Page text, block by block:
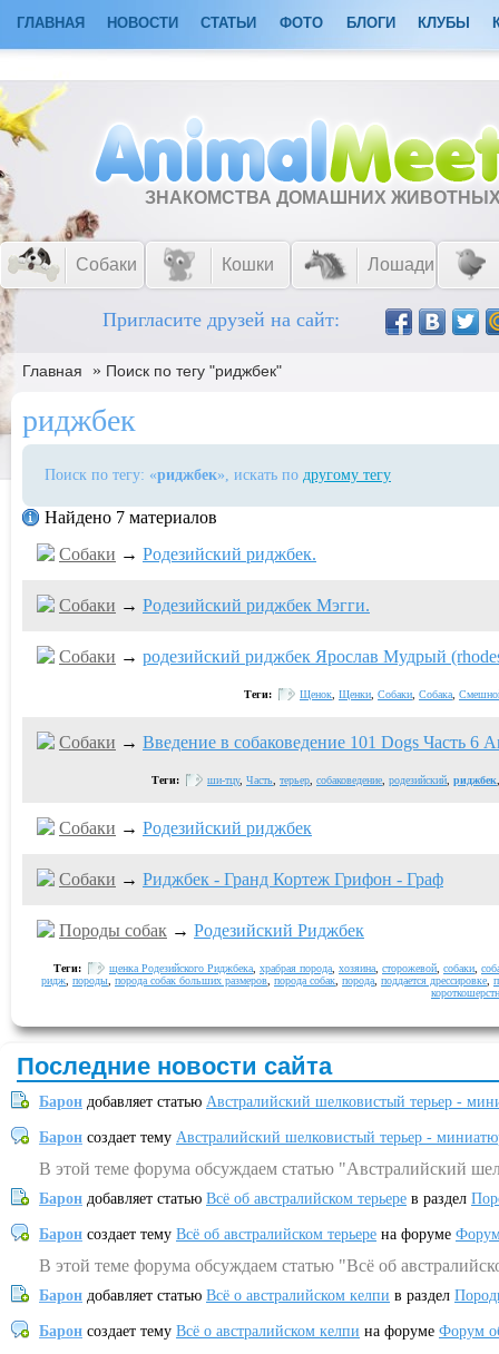
ГЛАВНАЯ НОВОСТИ СТАТЬИ ФОТО БЛОГИ КЛУБЫ
ЗНАКОМСТВА ДОМАШНИХ
Собаки Кошки Лошади
Пригласите друзей на сайт:
Главная » Поиск по тегу "риджбек"
риджбек
Поиск по тегу: «риджбек», искать по другому тегу
Найдено 7 материалов
Собаки → Родезийский риджбек.
Собаки → Родезийский риджбек Мэгги.
Собаки → родезийский риджбек Ярослав Мудрый
Теги: Щенок Щенки Собаки Собака
Собаки → Введение в собаковедение 101 Dogs Часть 6
Теги: ши-тцу, Часть терьер собаковедение родезийский риджбек
Собаки → Родезийский риджбек
Собаки → Риджбек - Гранд Кортеж Грифон - Граф
Породы собак → Родезийский Риджбек
Теги: щенка Родезийского Риджбека храбрая порода хозяина сторожевой собаки
ридж породы порода собак больших размеров порода собак порода поддается дрессировке
Последние новости сайта
Барон добавляет статью Австралийский шелковистый терьер -
Барон создает тему Австралийский шелковистый терьер -
В этой теме форума обсуждаем статью "Австралийский
Барон добавляет статью Всё об австралийском терьере в раздел
Барон создает тему Всё об австралийском терьере на форуме
В этой теме форума обсуждаем статью "Всё об
Барон добавляет статью Всё о австралийском келпи в раздел
Барон создает тему Всё о австралийском келпи на форуме Форум